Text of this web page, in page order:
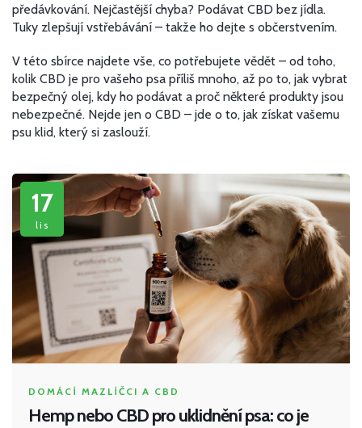
předávkování. Nejčastější chyba? Podávat CBD bez jídla.
Tuky zlepšují vstřebávání – takže ho dejte s občerstvením.
V této sbírce najdete vše, co potřebujete vědět – od toho,
kolik CBD je pro vašeho psa příliš mnoho, až po to, jak vybrat
bezpečný olej, kdy ho podávat a proč některé produkty jsou
nebezpečné. Nejde jen o CBD – jde o to, jak získat vašemu
psu klid, který si zaslouží.
17
lis
DOMÁCÍ MAZLÍČCI A CBD
Hemp nebo CBD pro uklidnění psa: co je